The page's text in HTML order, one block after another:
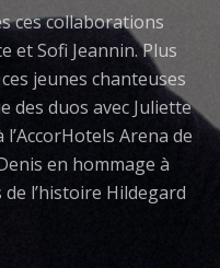
ces collaborations
et Sofi Jeannin. Plus
jeunes chanteuses
des duos avec Juliette
Arena de
en hommage à
l’histoire Hildegard